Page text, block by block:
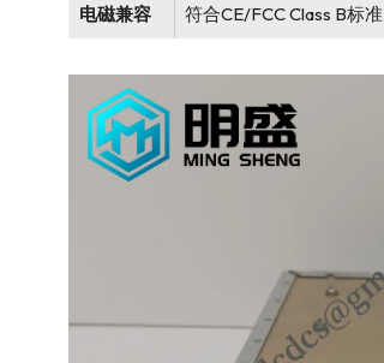
电磁兼容 符合CE/FCC Class B标准